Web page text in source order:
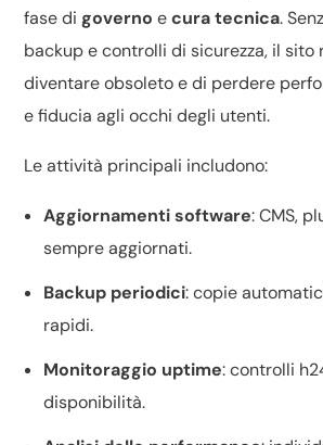
fase di governo ecura tecnica.
backup e controlli di sicurezza, il sito
diventare obsoleto e di perdere
e fiducia agli occhi degli utenti.
Le attività principali includono:
Aggiornamenti software: CMS,
sempre aggiornati.
Backup periodici: copie
rapidi.
Monitoraggio uptime: controlli
disponibilità.